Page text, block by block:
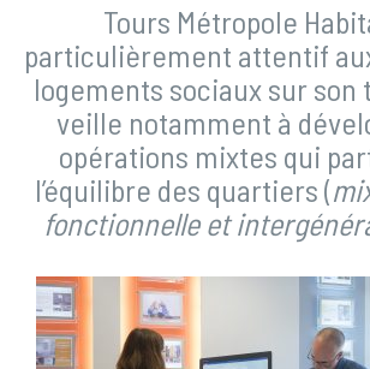
Tours Métropole
particulièrement attentif
logements sociaux sur
veille notamment à
opérations mixtes qui
l’équilibre des quartiers (
fonctionnelle et